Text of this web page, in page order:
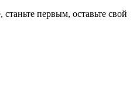
первым, оставьте свой